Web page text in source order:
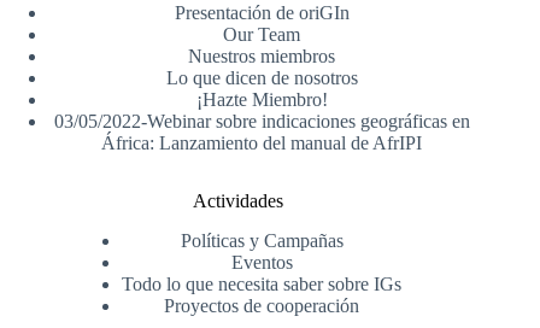
Presentación de oriGIn
Our Team
Nuestros miembros
Lo que dicen de nosotros
¡Hazte Miembro!
03/05/2022-Webinar sobre indicaciones geográficas en
África: Lanzamiento del manual de AfrIPI
Actividades
Políticas y Campañas
Eventos
Todo lo que necesita saber sobre IGs
Proyectos de cooperación